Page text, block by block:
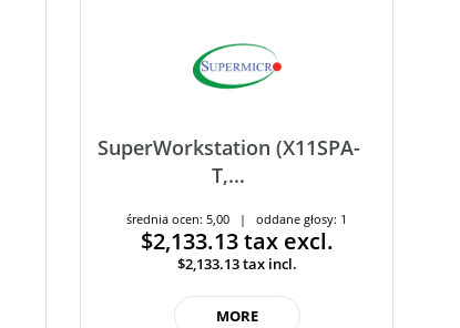
SuperWorkstation (X11SPA-
T,...
średnia ocen: 5,00 | oddane głosy: 1
$2,133.13tax excl.
$2,133.13tax incl.
MORE